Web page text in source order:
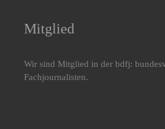
Mitglied
Wir sind Mitglied in der bdfj:
Fachjournalisten.